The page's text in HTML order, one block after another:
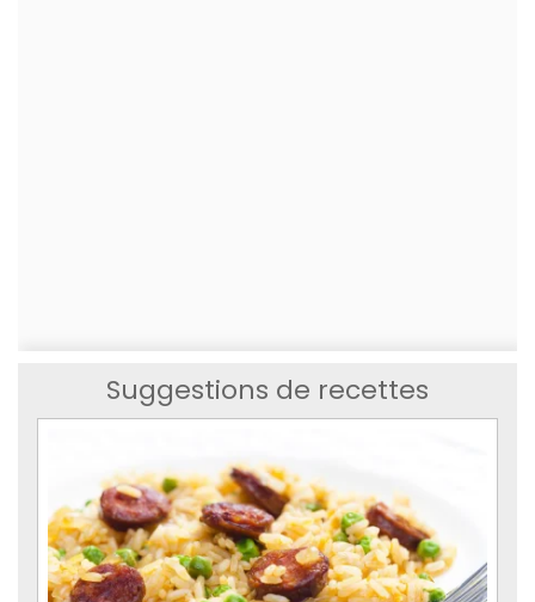
Suggestions de recettes